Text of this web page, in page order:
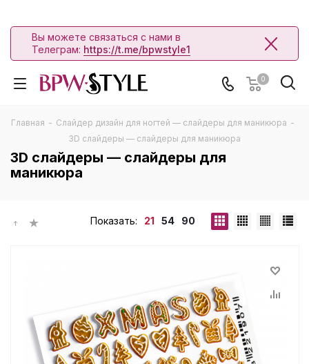
Вы можете связаться с нами в
Телеграм: https://t.me/bpwstyle1
0
Главная - Слайдер дизайн для ногтей — слайдеры для маникюра -
3D слайдеры — слайдеры для маникюра
3D слайдеры — слайдеры для
маникюра
Показать: 21 54 90